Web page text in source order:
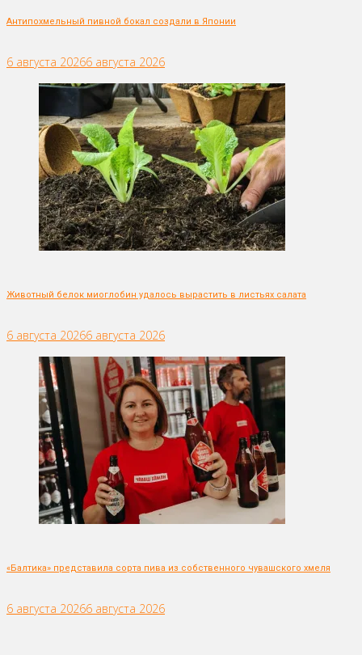
Антипохмельный пивной бокал создали в Японии
6 августа 20266 августа 2026
Животный белок миоглобин удалось вырастить в листьях салата
6 августа 20266 августа 2026
«Балтика» представила сорта пива из собственного чувашского хмеля
6 августа 20266 августа 2026